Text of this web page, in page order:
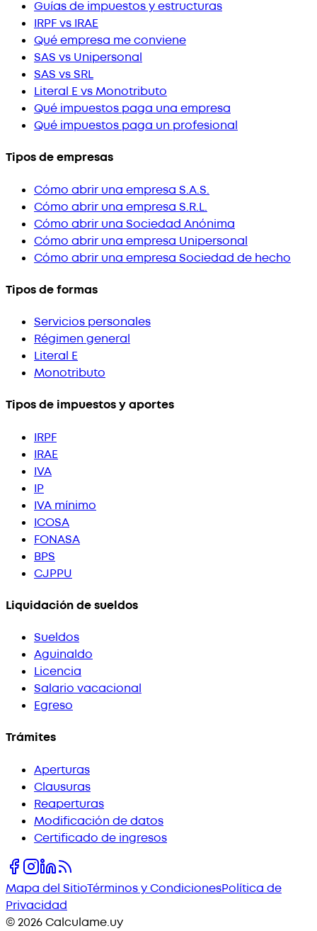
Guías de impuestos y estructuras
IRPF vs IRAE
Qué empresa me conviene
SAS vs Unipersonal
SAS vs SRL
Literal E vs Monotributo
Qué impuestos paga una empresa
Qué impuestos paga un profesional
Tipos de empresas
Cómo abrir una empresa S.A.S.
Cómo abrir una empresa S.R.L.
Cómo abrir una Sociedad Anónima
Cómo abrir una empresa Unipersonal
Cómo abrir una empresa Sociedad de hecho
Tipos de formas
Servicios personales
Régimen general
Literal E
Monotributo
Tipos de impuestos y aportes
IRPF
IRAE
IVA
IP
IVA mínimo
ICOSA
FONASA
BPS
CJPPU
Liquidación de sueldos
Sueldos
Aguinaldo
Licencia
Salario vacacional
Egreso
Trámites
Aperturas
Clausuras
Reaperturas
Modificación de datos
Certificado de ingresos
Mapa del SitioTérminos y CondicionesPolítica de
Privacidad
©2026Calculame.uy